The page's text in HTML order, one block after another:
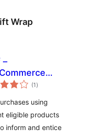
Wrap
–
Gift
(1 total
de
)
using
eligible products
inform and entice